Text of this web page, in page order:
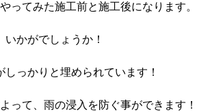
ってみた施工前と施工後になります。
いかがでしょうか！
しっかりと埋められています！
って、雨の浸入を防ぐ事ができます！